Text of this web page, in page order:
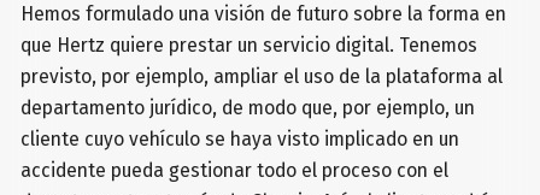
Hemos formulado una visión de futuro sobre la forma en
que Hertz quiere prestar un servicio digital. Tenemos
previsto, por ejemplo, ampliar el uso de la plataforma al
departamento jurídico, de modo que, por ejemplo, un
cliente cuyo vehículo se haya visto implicado en un
accidente pueda gestionar todo el proceso con el